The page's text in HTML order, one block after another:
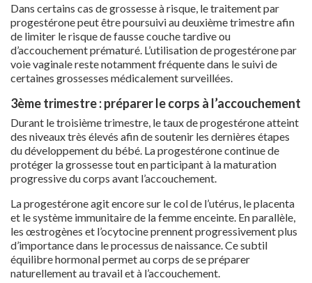
Dans certains cas de grossesse à risque, le traitement par
progestérone peut être poursuivi au deuxième trimestre afin
de limiter le risque de fausse couche tardive ou
d’accouchement prématuré. L’utilisation de progestérone par
voie vaginale reste notamment fréquente dans le suivi de
certaines grossesses médicalement surveillées.
3ème trimestre : préparer le corps à l’accouchement
Durant le troisième trimestre, le taux de progestérone atteint
des niveaux très élevés afin de soutenir les dernières étapes
du développement du bébé. La progestérone continue de
protéger la grossesse tout en participant à la maturation
progressive du corps avant l’accouchement.
La progestérone agit encore sur le col de l’utérus, le placenta
et le système immunitaire de la femme enceinte. En parallèle,
les œstrogènes et l’ocytocine prennent progressivement plus
d’importance dans le processus de naissance. Ce subtil
équilibre hormonal permet au corps de se préparer
naturellement au travail et à l’accouchement.